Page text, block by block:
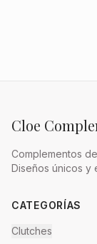
Cloe
Complementos
Diseños únicos y
CATEGORÍAS
Clutches